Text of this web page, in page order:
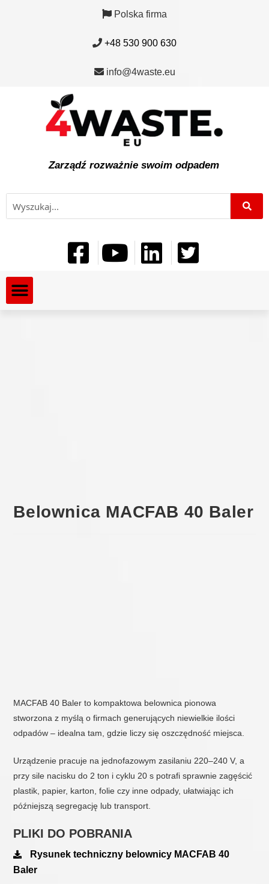
Polska firma
+48 530 900 630
info@4waste.eu
Zarządź rozważnie swoim odpadem
Belownica MACFAB 40 Baler
MACFAB 40 Baler to kompaktowa belownica pionowa
stworzona z myślą o firmach generujących niewielkie ilości
odpadów – idealna tam, gdzie liczy się oszczędność miejsca.
Urządzenie pracuje na jednofazowym zasilaniu 220–240 V, a
przy sile nacisku do 2 ton i cyklu 20 s potrafi sprawnie zagęścić
plastik, papier, karton, folie czy inne odpady, ułatwiając ich
późniejszą segregację lub transport.
PLIKI DO POBRANIA
Rysunek techniczny belownicy MACFAB 40
Baler